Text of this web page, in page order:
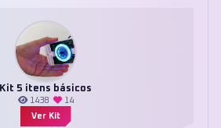
Kit 5 itens básicos
1438
14
Ver Kit